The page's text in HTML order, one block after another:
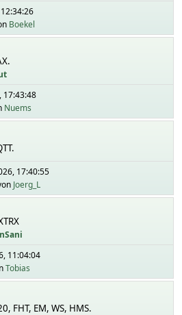
Boekel
17:43:48
Nuems
17:40:55
Joerg_L
11:04:04
Tobias
FHT, EM, WS, HMS.